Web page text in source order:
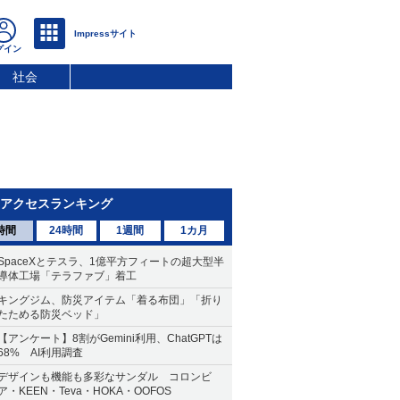
社会
アクセスランキング
間 24時間 1週間 1カ月
とテスラ、1億平方フィートの超大型半
体工場「テラファブ」着工
ングジム、防災アイテム「着る布団」「折り
ためる防災ベッド」
アンケート】8割がGemini利用、ChatGPTは
AI利用調査
ザインも機能も多彩なサンダル コロンビ
・KEEN・Teva・HOKA・OOFOS